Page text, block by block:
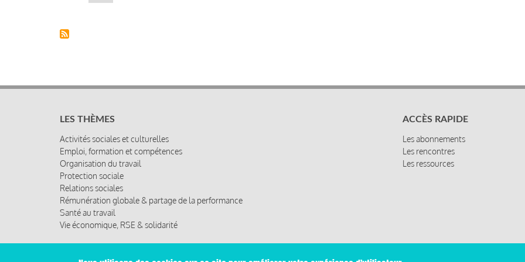
LES THÈMES
Activités sociales et culturelles
Emploi, formation et compétences
Organisation du travail
Protection sociale
Relations sociales
Rémunération globale & partage de la performance
Santé au travail
Vie économique, RSE & solidarité
ACCÈS RAPIDE
Les abonnements
Les rencontres
Les ressources